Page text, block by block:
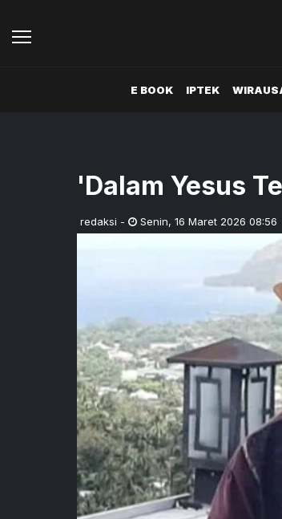
E BOOK IPTEK
'Dalam Yesus
redaksi - Senin, 16 Maret 2026 08:56